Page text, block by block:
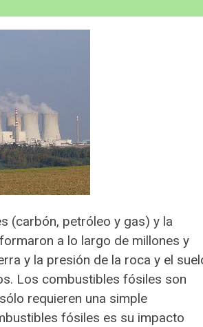
(carbón, petróleo y gas) y la
a lo largo de millones y
y la presión de la roca y el
Los combustibles fósiles son
requieren una simple
fósiles es su impacto